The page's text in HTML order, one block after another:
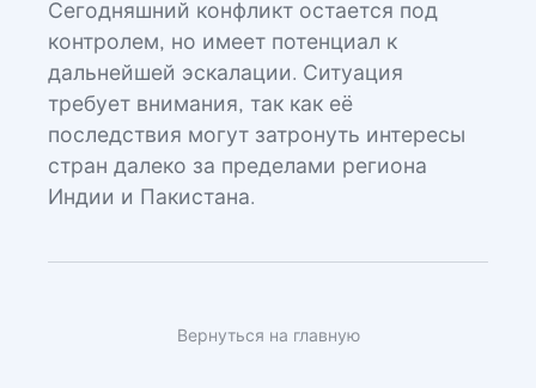
Сегодняшний конфликт остается под
контролем, но имеет потенциал к
дальнейшей эскалации. Ситуация
требует внимания, так как её
последствия могут затронуть интересы
стран далеко за пределами региона
Индии и Пакистана.
Вернуться на главную